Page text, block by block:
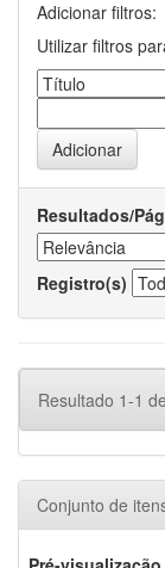
Adicionar filtros:
Utilizar filtros
Resultados/
Registro(s)
Resultado 1-1
Conjunto de